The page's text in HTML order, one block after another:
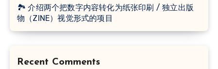
🏞 介绍两个把数字内容转化为纸张印刷 / 独立出版
物（ZINE）视觉形式的项目
Recent Comments